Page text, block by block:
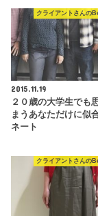
クライアントさんの
2015.11.19
２０歳の大学生でも
まうあなただけに似
ネート
クライアントさんの